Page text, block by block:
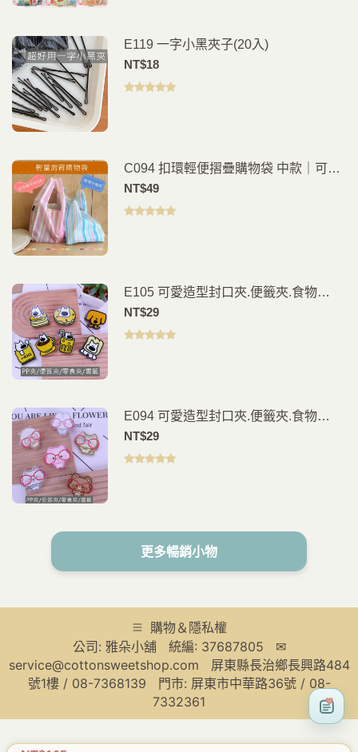
E119 一字小黑夾子(20入)
NT$18
C094 扣環輕便摺疊購物袋 中款｜可折
疊環保袋｜隨身購物袋｜買菜袋 手提袋
NT$49
E105 可愛造型封口夾.便籤夾.食物
夾.PP夾.書籤(2入)
NT$29
E094 可愛造型封口夾.便籤夾.食物
夾.PP夾.書籤(2入)
NT$29
更多暢銷小物
購物＆隱私權
公司: 雅朵小舖 統編: 37687805 ✉
service@cottonsweetshop.com 屏東縣長治鄉長興路484
號1樓 / 08-7368139 門市: 屏東市中華路36號 / 08-
7332361